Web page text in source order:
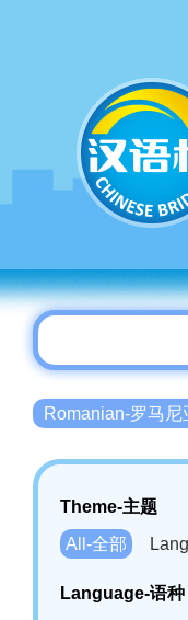
Romanian-罗马尼
Theme-主题
All-全部
Language-语种